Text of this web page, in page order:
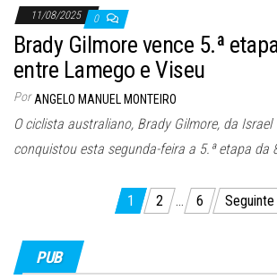
11/08/2025 0
Brady Gilmore vence 5.ª
entre Lamego e Viseu
Por ANGELO MANUEL MONTEIRO
O ciclista australiano, Brady Gilmore, da Israel
conquistou esta segunda-feira a 5.ª etapa da
Paginação
dos
conteúdos
1 2 … 6 Seguinte
PUB